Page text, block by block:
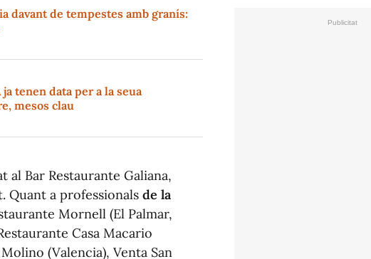
davant de tempestes amb granís:
tenen data per a la seua
mesos clau
al Bar Restaurante Galiana,
Quant a professionals de la
Mornell (El Palmar,
Casa Macario
(Valencia), Venta San